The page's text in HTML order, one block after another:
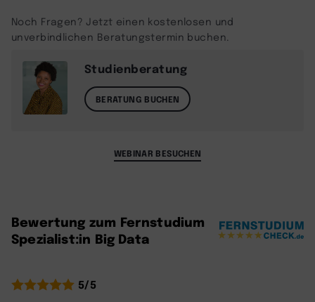
Noch Fragen? Jetzt einen kostenlosen und
unverbindlichen Beratungstermin buchen.
Studienberatung
BERATUNG BUCHEN
WEBINAR BESUCHEN
Bewertung zum Fernstudium
Spezialist:in Big Data
5/5